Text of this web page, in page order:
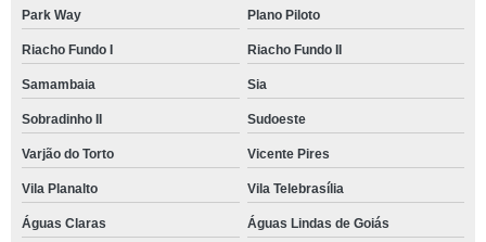
Park Way Plano Piloto
Riacho Fundo I Riacho Fundo II
Samambaia Sia
Sobradinho II Sudoeste
Varjão do Torto Vicente Pires
Vila Planalto Vila Telebrasília
Águas Claras
Águas Lindas de Goiás